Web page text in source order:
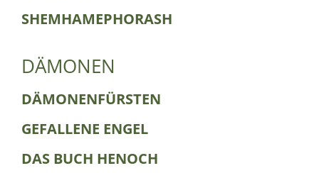
SHEMHAMEPHORASH
DÄMONEN
DÄMONENFÜRSTEN
GEFALLENE ENGEL
DAS BUCH HENOCH